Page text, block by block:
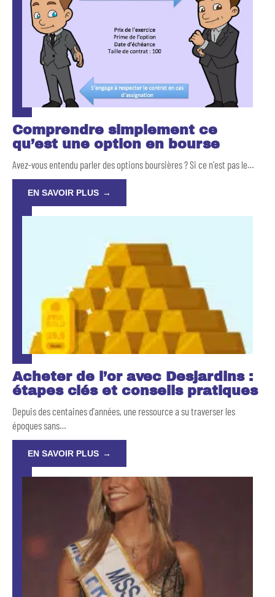
Comprendre simplement ce
qu’est une option en bourse
Avez-vous entendu parler des options boursières ? Si ce n'est pas le…
EN SAVOIR PLUS
Acheter de l’or avec Desjardins :
étapes clés et conseils pratiques
Depuis des centaines d'années, une ressource a su traverser les
époques sans…
EN SAVOIR PLUS